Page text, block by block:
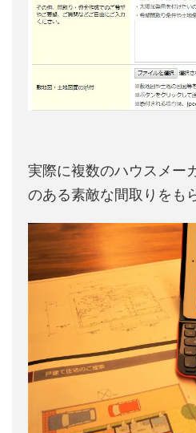
実際に複数のハウスメー
のある素敵な間取りをも